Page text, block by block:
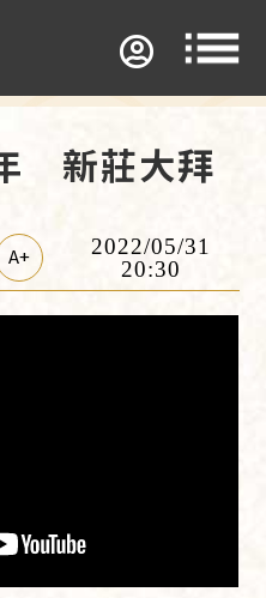
新莊大拜
A+
2022/05/31
20:30